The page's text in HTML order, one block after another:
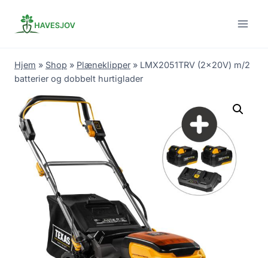
Hjem » Shop » Plæneklipper » LMX2051TRV (2x20V) m/2
batterier og dobbelt hurtiglader